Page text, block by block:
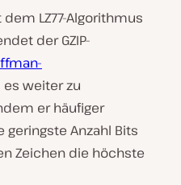
LZ77-Algorithmus
der GZIP-
es weiter zu
er häufiger
Anzahl Bits
Zeichen die höchste